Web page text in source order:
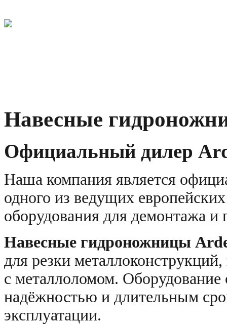
Навесные
Официальный дилер
Наша компания является
одного из ведущих
оборудования для демонтажа и
Навесные гидроножницы
для резки
с металлоломом.
надёжностью и длительным
эксплуатации.